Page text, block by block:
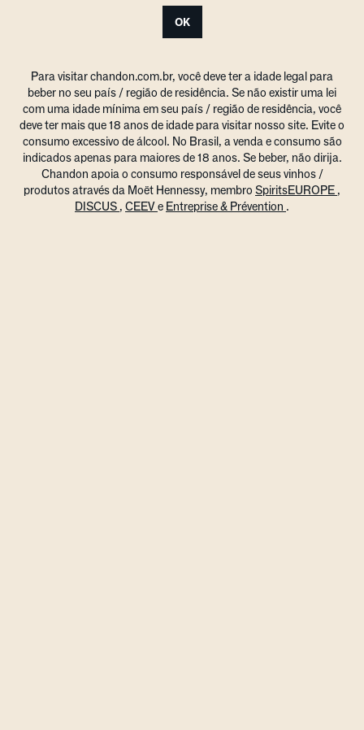
OK
Para visitar chandon.com.br, você deve ter a idade legal para
beber no seu país / região de residência. Se não existir uma lei
com uma idade mínima em seu país / região de residência, você
deve ter mais que 18 anos de idade para visitar nosso site. Evite o
consumo excessivo de álcool. No Brasil, a venda e consumo são
indicados apenas para maiores de 18 anos. Se beber, não dirija.
Chandon apoia o consumo responsável de seus vinhos /
produtos através da Moët Hennessy, membro SpiritsEUROPE ,
DISCUS , CEEVe Entreprise & Prévention .